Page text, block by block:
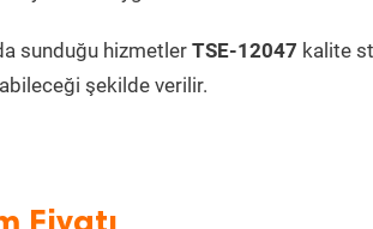
sunduğu hizmetler TSE-12047 kalite
şekilde verilir.